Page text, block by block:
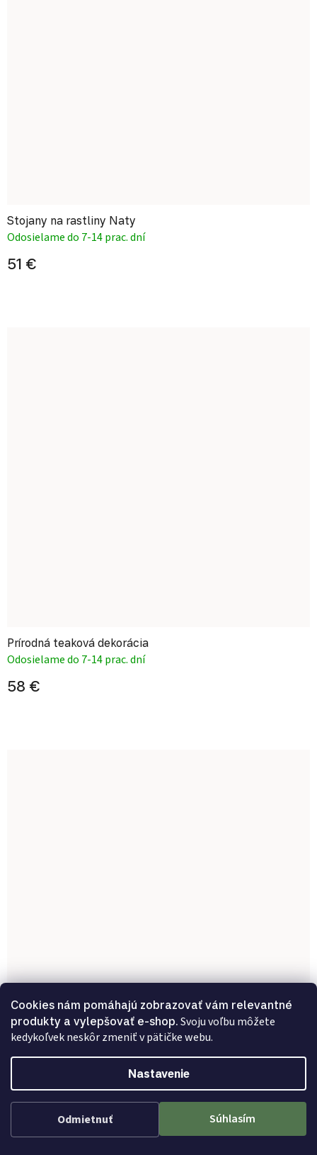
Cookies nám pomáhajú zobrazovať vám relevantné
produkty a vylepšovať e-shop. Svoju voľbu môžete
kedykoľvek neskôr zmeniť v pätičke webu.
Nastavenie
Odmietnuť Súhlasím
Stojany na rastliny Naty
Odosielame do 7-14 prac. dní
51 €
Prírodná teaková dekorácia
Odosielame do 7-14 prac. dní
58 €
Odosielame do 7-14 prac. dní
195 €